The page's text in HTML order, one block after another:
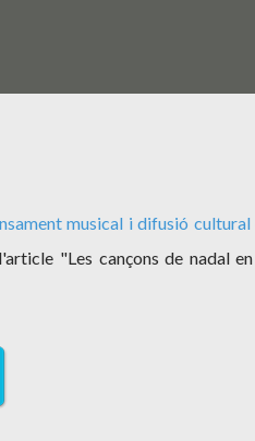
musical i difusió cultural
"Les cançons de nadal